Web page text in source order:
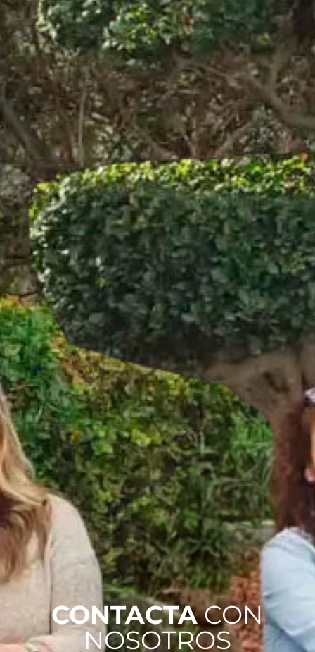
CONTACTACON
NOSOTROS